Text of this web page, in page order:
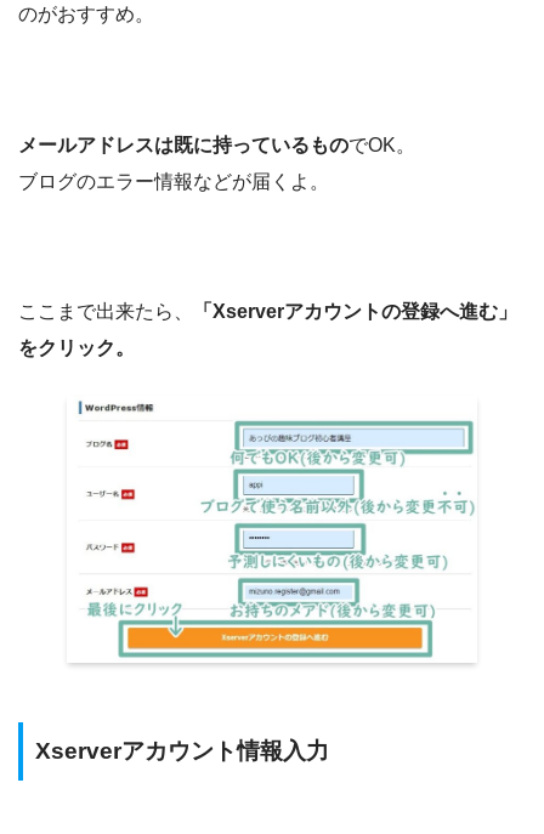
のがおすすめ。
メールアドレスは既に持っているものでOK。
ブログのエラー情報などが届くよ。
ここまで出来たら、
「Xserverアカウントの登録へ進む」
をクリック。
Xserverアカウント情報入力